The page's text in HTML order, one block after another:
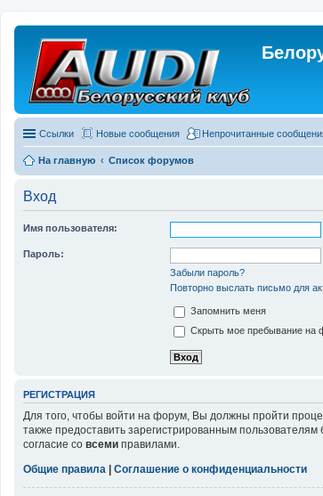
Ссылки Новые сообщения Непрочитанные
На главную Список форумов
Вход
Имя пользователя:
Пароль:
Забыли пароль?
Повторно выслать письмо для
Запомнить меня
Скрыть мое пребывание на
РЕГИСТРАЦИЯ
Для того, чтобы войти на форум, Вы должны пройти
также предоставить зарегистрированным
согласие со всеми правилами.
Общие правила | Соглашение о конфиденциальности